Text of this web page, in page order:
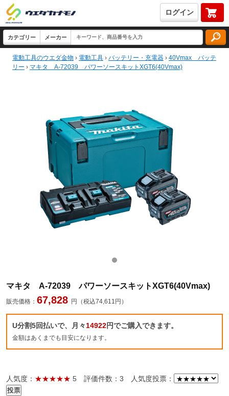
ログイン
電動工具のウエダ金物 › 電動工具 › バッテリー・充電器 › 40Vmax バッテ
リー › マキタ A-72039 パワーソースキットXGT6(40Vmax)
マキタ A-72039 パワーソースキットXGT6(40Vmax)
販売価格： 67,828 円（税込74,611円）
U分割5回払いで、月々14922円でご購入できます。
金額はあくまでも目安になります。
人気度： ★★★★★ 5 評価件数：3 人気度投票：